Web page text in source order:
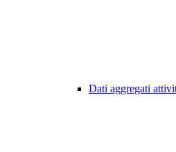
Dati aggregati